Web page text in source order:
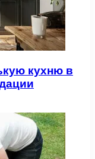
кухню в